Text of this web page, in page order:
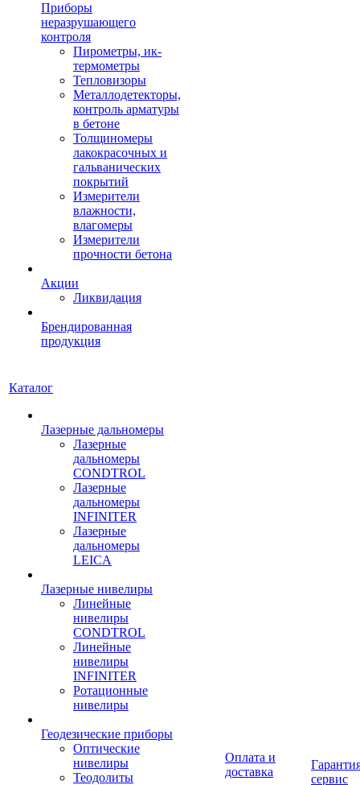
Приборы
неразрушающего
контроля
Пирометры, ик-
термометры
Тепловизоры
Металлодетекторы,
контроль арматуры
в бетоне
Толщиномеры
лакокрасочных и
гальванических
покрытий
Измерители
влажности,
влагомеры
Измерители
прочности бетона
Акции
Ликвидация
Брендированная
продукция
Каталог
Лазерные дальномеры
Лазерные
дальномеры
CONDTROL
Лазерные
дальномеры
INFINITER
Лазерные
дальномеры
LEICA
Лазерные нивелиры
Линейные
нивелиры
CONDTROL
Линейные
нивелиры
INFINITER
Ротационные
нивелиры
Геодезические приборы
Оптические
нивелиры
Теодолиты
Оплата и
доставка
сервис